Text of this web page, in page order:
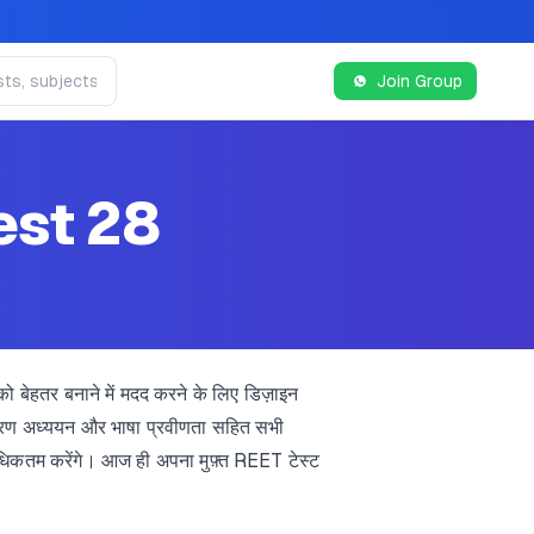
Join Group
28
बेहतर बनाने में मदद करने के लिए डिज़ाइन
अध्ययन और भाषा प्रवीणता सहित सभी
करेंगे। आज ही अपना मुफ़्त REET टेस्ट